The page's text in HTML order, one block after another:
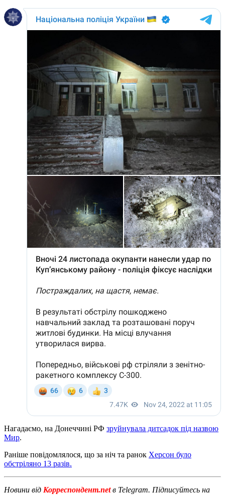
Нагадаємо, на Донеччині РФ зруйнувала дитсадок під назвою
Мир.
Раніше повідомлялося, що за ніч та ранок Херсон було
обстріляно 13 разів.
Новини від Корреспондент.netв Telegram. Підписуйтесь на